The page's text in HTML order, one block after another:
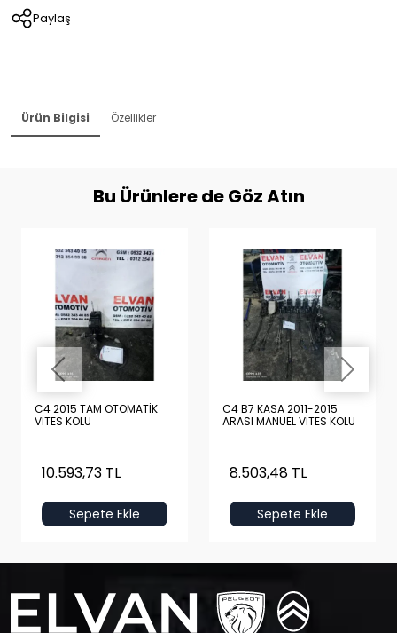
Paylaş
Ürün Bilgisi Özellikler
Bu Ürünlere de Göz Atın
C4 2015 TAM OTOMATİK
VİTES KOLU
10.593,73 TL
Sepete Ekle
C4 B7 KASA 2011-2015
ARASI MANUEL VİTES KOLU
8.503,48 TL
Sepete Ekle